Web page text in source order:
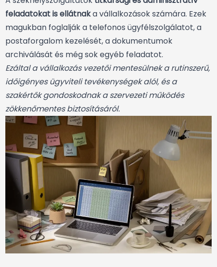
feladatokat is ellátnaka vállalkozások számára. Ezek
magukban foglalják a telefonos ügyfélszolgálatot, a
postaforgalom kezelését, a dokumentumok
archiválását és még sok egyéb feladatot.
Ezáltal a vállalkozás vezetői mentesülnek a rutinszerű,
időigényes ügyviteli tevékenységek alól, és a
szakértők gondoskodnak a szervezeti működés
zökkenőmentes biztosításáról.